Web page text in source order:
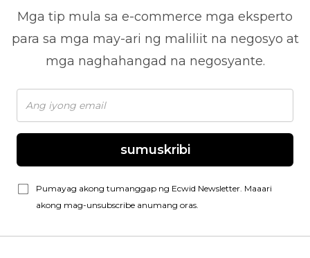
Mga tip mula sa e-commerce mga eksperto
para sa mga may-ari ng maliliit na negosyo at
mga naghahangad na negosyante.
sumuskribi
Pumayag akong tumanggap ng Ecwid Newsletter. Maaari
akong mag-unsubscribe anumang oras.